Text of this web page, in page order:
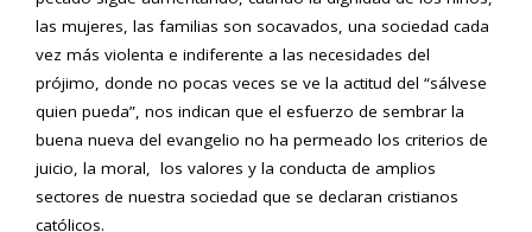
las mujeres, las familias son socavados, una sociedad cada
vez más violenta e indiferente a las necesidades del
prójimo, donde no pocas veces se ve la actitud del “sálvese
quien pueda”, nos indican que el esfuerzo de sembrar la
buena nueva del evangelio no ha permeado los criterios de
juicio, la moral, los valores y la conducta de amplios
sectores de nuestra sociedad que se declaran cristianos
católicos.